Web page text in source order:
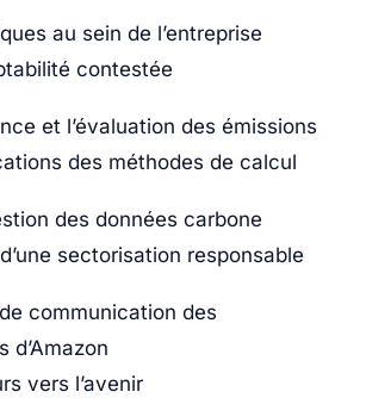
au sein de l’entreprise
contestée
et l’évaluation des émissions
des méthodes de calcul
des données carbone
sectorisation responsable
communication des
d’Amazon
vers l’avenir